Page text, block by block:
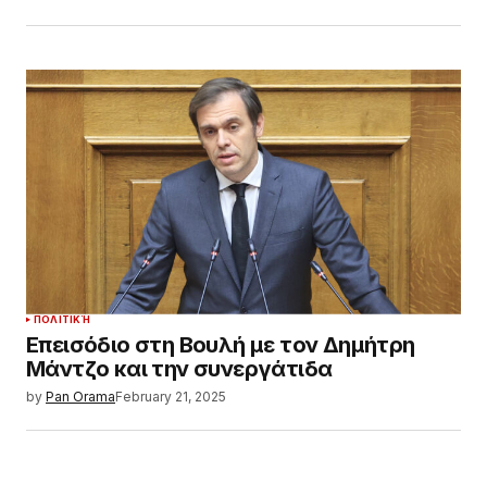
ΠΟΛΙΤΙΚΉ
Επεισόδιο στη Βουλή με τον Δημήτρη
Μάντζο και την συνεργάτιδα
by Pan OramaFebruary 21, 2025